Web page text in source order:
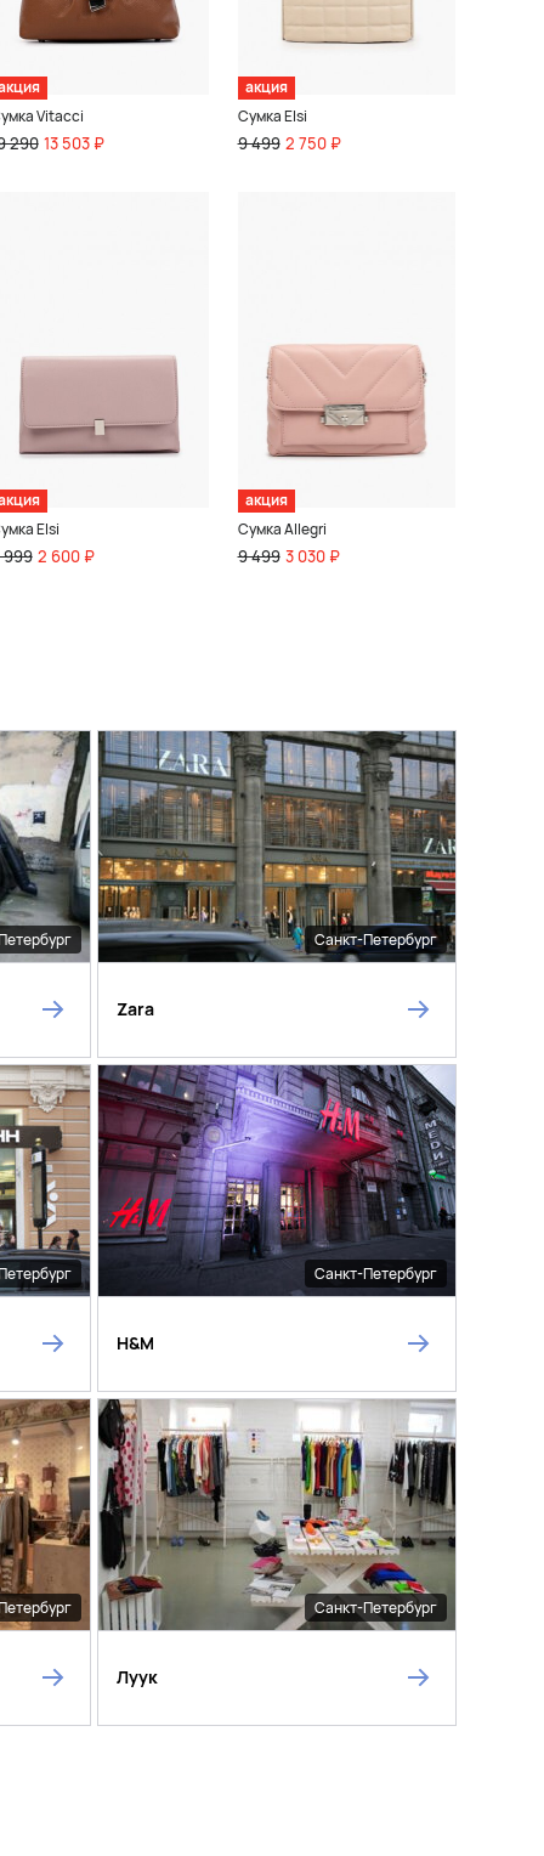
Vitacci
290 13 503 ₽
акция
Сумка Elsi
9 499 2 750 ₽
Elsi
999 2 600 ₽
акция
Сумка Allegri
9 499 3 030 ₽
Санкт-Петербург
Zara
Санкт-Петербург
H&M
Санкт-Петербург
Луук